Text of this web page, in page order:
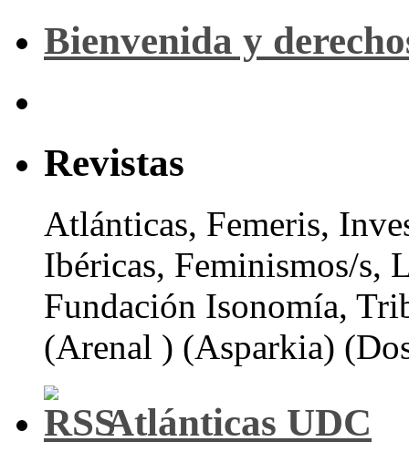
Bienvenida y
Revistas
Atlánticas, Femeris,
Ibéricas, Feminismos/s,
Fundación Isonomía,
(Arenal ) (Asparkia)
Atlánticas UDC